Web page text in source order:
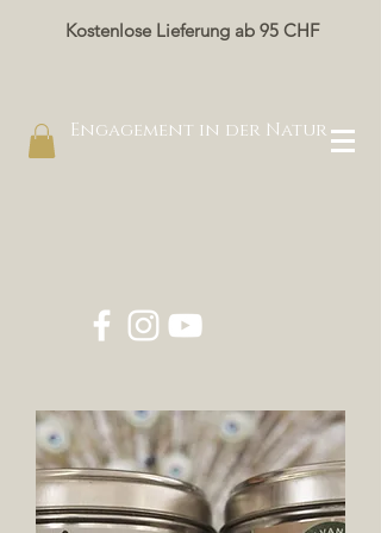
Kostenlose Lieferung ab 95 CHF
Engagement in der Natur